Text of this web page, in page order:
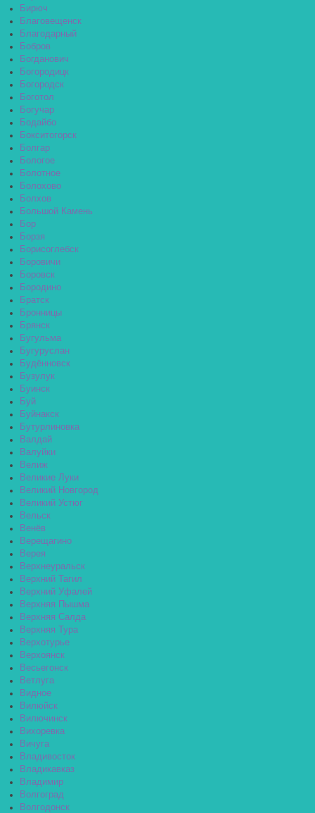
Бирюч
Благовещенск
Благодарный
Бобров
Богданович
Богородицк
Богородск
Боготол
Богучар
Бодайбо
Бокситогорск
Болгар
Бологое
Болотное
Болохово
Болхов
Большой Камень
Бор
Борзя
Борисоглебск
Боровичи
Боровск
Бородино
Братск
Бронницы
Брянск
Бугульма
Бугуруслан
Будённовск
Бузулук
Буинск
Буй
Буйнакск
Бутурлиновка
Валдай
Валуйки
Велиж
Великие Луки
Великий Новгород
Великий Устюг
Вельск
Венёв
Верещагино
Верея
Верхнеуральск
Верхний Тагил
Верхний Уфалей
Верхняя Пышма
Верхняя Салда
Верхняя Тура
Верхотурье
Верхоянск
Весьегонск
Ветлуга
Видное
Вилюйск
Вилючинск
Вихоревка
Вичуга
Владивосток
Владикавказ
Владимир
Волгоград
Волгодонск